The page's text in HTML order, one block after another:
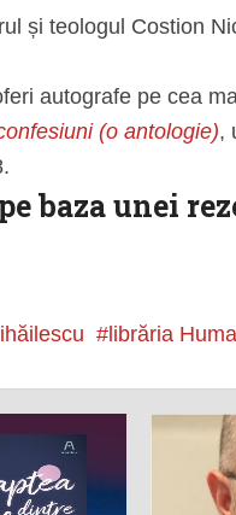
și teologul Costion
autografe pe cea
(o antologie),
baza unei
librăria